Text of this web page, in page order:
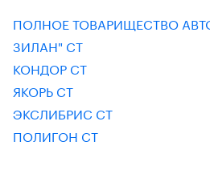
ПОЛНОЕ ТОВАРИЩЕСТВО
ЗИЛАН" СТ
КОНДОР СТ
ЯКОРЬ СТ
ЭКСЛИБРИС СТ
ПОЛИГОН СТ